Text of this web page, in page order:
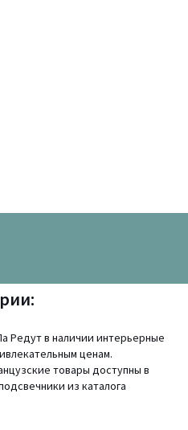
Редут в наличии интерьерные
ценам.
товары доступны в
из каталога